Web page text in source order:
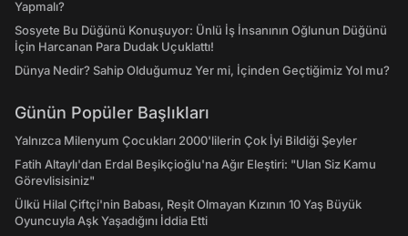
Yapmalı?
Sosyete Bu Düğünü Konuşuyor: Ünlü İş İnsanının Oğlunun Düğünü
İçin Harcanan Para Dudak Uçuklattı!
Dünya Nedir? Sahip Olduğumuz Yer mi, İçinden Geçtiğimiz Yol mu?
Günün Popüler Başlıkları
Yalnızca Milenyum Çocukları 2000'lilerin Çok İyi Bildiği Şeyler
Fatih Altaylı'dan Erdal Beşikçioğlu'na Ağır Eleştiri: "Ulan Siz Kamu
Görevlisisiniz"
Ülkü Hilal Çiftçi'nin Babası, Reşit Olmayan Kızının 10 Yaş Büyük
Oyuncuyla Aşk Yaşadığını İddia Etti